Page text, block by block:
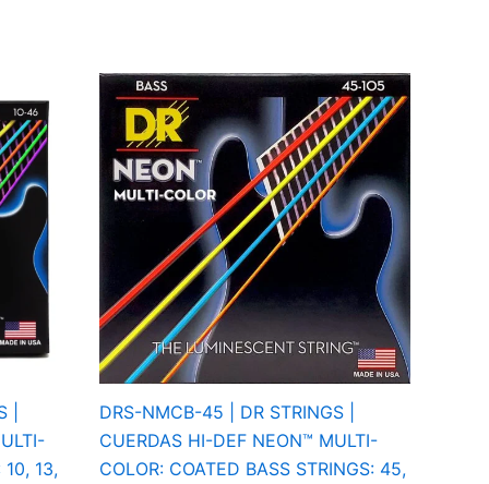
10, 13,
DRS-NMCB-45 | DR STRINGS |
CUERDAS HI-DEF NEON™ MULTI-
COLOR: COATED BASS STRINGS: 45,